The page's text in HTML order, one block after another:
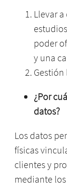
Llevar
poder
y una
¿Por
datos?
Los datos
físicas
clientes y
mediante